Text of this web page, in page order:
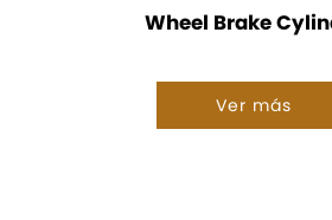
Wheel Brake
Ver más